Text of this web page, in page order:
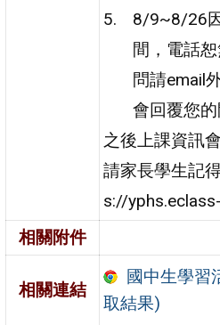
8/9~8/26
間，電話
問請email
會回覆您的
之後上課資訊
請家長學生記
s://
相關附件
相關連結
國中生學習
取結果)